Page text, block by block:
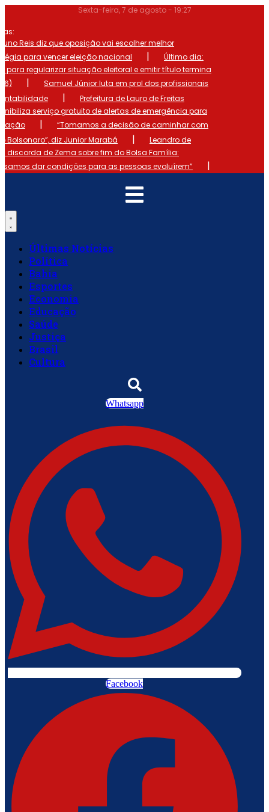
o
conteúdo
Sexta-feira, 7 de agosto - 19:27
Reis diz que oposição vai escolher melhor
para vencer eleição nacional
|
Último dia:
para regularizar situação eleitoral e emitir título termina
|
Samuel Júnior luta em prol dos profissionais
|
Prefeitura de Lauro de Freitas
serviço gratuito de alertas de emergência para
|
“Tomamos a decisão de caminhar com
Bolsonaro”, diz Junior Marabá
|
Leandro de
discorda de Zema sobre fim do Bolsa Família:
dar condições para as pessoas evoluírem”
|
Últimas Notícias
Política
Bahia
Esportes
Economia
Educação
Saúde
Justiça
Brasil
Cultura
Whatsapp
Facebook